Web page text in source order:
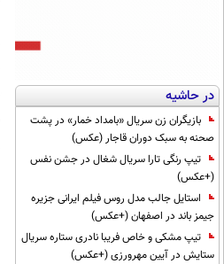
در حاشیه
بازیگران زن سریال «بامداد خمار» در پشت
صحنه به سبک دوران قاجار (عکس)
تیپ رنگی تارا سریال شغال در جشن نفس
(+عکس)
استایل جالب مدل روس فیلم ایرانی جزیره
جیمز باند در اصفهان (+عکس)
تیپ مشکی و خاص فریبا نادری ستاره سریال
ستایش در آیین مهرورزی (+عکس)